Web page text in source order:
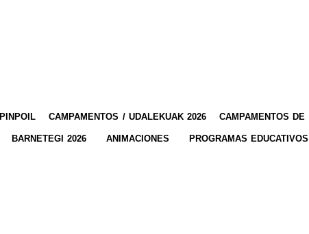
PINPOIL CAMPAMENTOS / UDALEKUAK 2026 CAMPAMENTOS DE
BARNETEGI 2026 ANIMACIONES PROGRAMAS EDUCATIVOS